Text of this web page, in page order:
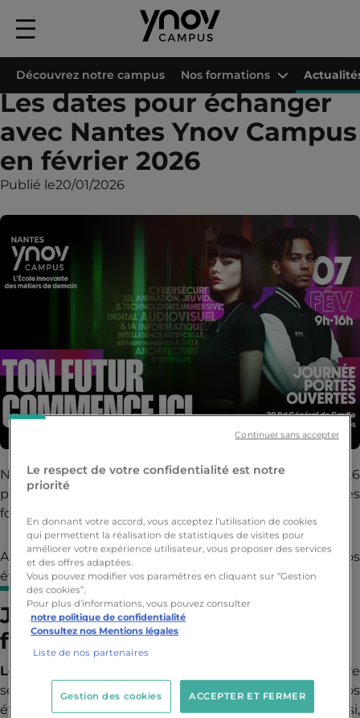
Menu
principal
Les dates pour échanger
avec Nantes Ynov Campus
en février 2026
Publié le20/01/2026
Découvrez notre campus Nos formations
Nantes Ynov Campus ouvre ses portes en février 2026
pour vous présenter le campus et ses différentes
formations !
Alors quand venir chez nous ? Retrouvez nos
événements de février !
Journée Portes Ouvertes – 7
février 2026
Le samedi 7 février 2026,
Nantes Ynov Campus ouvre
ses portes aux visiteurs ! L’occasion de rencontrer nos
étudiants, intervenants, membres de l’équipe. Ainsi,
Le respect de votre confidentialité est notre
priorité
En donnant votre accord, vous acceptez l’utilisation de cookies
qui permettent la réalisation de statistiques de visites pour
améliorer votre expérience utilisateur, vous proposer des services
et des offres adaptées.
Vous pouvez modifier vos paramètres en cliquant sur “Gestion
des cookies”.
Pour plus d’informations, vous pouvez consulter
notre politique de confidentialité
Consultez nos Mentions légales
Liste de nos partenaires
ACCEPTER ET FERMER
Gestion des cookies
Continuer sans accepter